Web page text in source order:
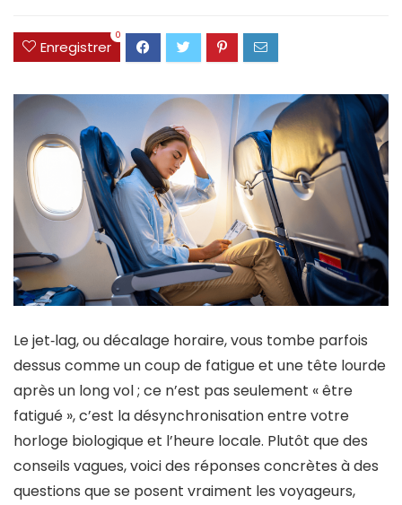
Enregistrer
0
Le jet‑lag, ou décalage horaire, vous tombe parfois
dessus comme un coup de fatigue et une tête lourde
après un long vol ; ce n’est pas seulement « être
fatigué », c’est la désynchronisation entre votre
horloge biologique et l’heure locale. Plutôt que des
conseils vagues, voici des réponses concrètes à des
questions que se posent vraiment les voyageurs,